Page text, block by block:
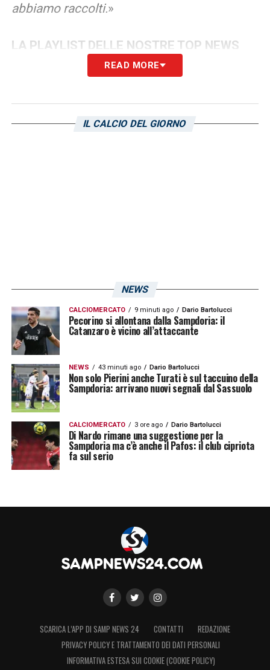
abbiamo raccolti.»
LA PLAYLIST DELLE NOSTRE TOP NEWS
READ MORE
IL CALCIO DEL GIORNO
NEWS
CALCIOMERCATO 9 minuti ago Dario Bartolucci
Pecorino si allontana dalla Sampdoria: il
Catanzaro è vicino all’attaccante
NEWS 43 minuti ago Dario Bartolucci
Non solo Pierini anche Turati è sul taccuino della
Sampdoria: arrivano nuovi segnali dal Sassuolo
CALCIOMERCATO 3 ore ago Dario Bartolucci
Di Nardo rimane una suggestione per la
Sampdoria ma c’è anche il Pafos: il club cipriota
fa sul serio
SCARICA L’APP DI SAMP NEWS 24 CONTATTI
REDAZIONE
PRIVACY POLICY E TRATTAMENTO DEI DATI PERSONALI
INFORMATIVA ESTESA SUI COOKIE (COOKIE POLICY)